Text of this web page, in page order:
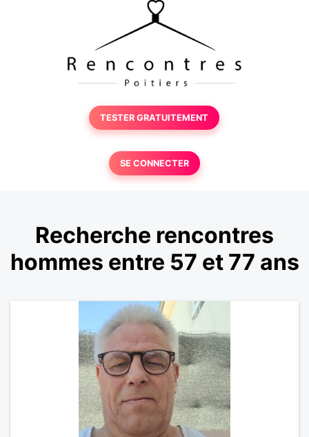
TESTER GRATUITEMENT
SE CONNECTER
Recherche rencontres
hommes entre 57 et 77 ans